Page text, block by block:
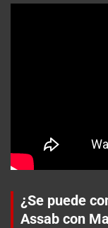
¿Se puede
Assab con